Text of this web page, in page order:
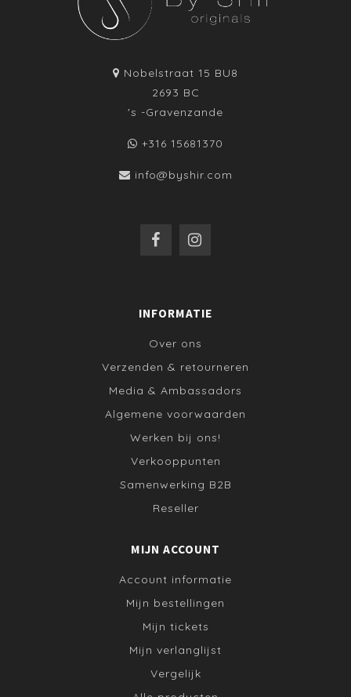
Nobelstraat 15 BU8
2693 BC
's -Gravenzande
+316 15681370
info@byshir.com
INFORMATIE
Over ons
Verzenden & retourneren
Media & Ambassadors
Algemene voorwaarden
Werken bij ons!
Verkooppunten
Samenwerking B2B
Reseller
MIJN ACCOUNT
Account informatie
Mijn bestellingen
Mijn tickets
Mijn verlanglijst
Vergelijk